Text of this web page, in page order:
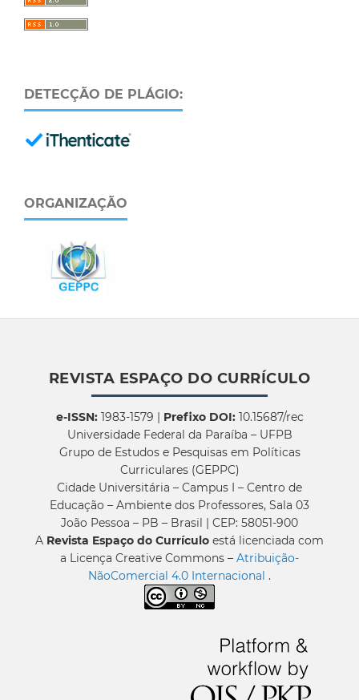
DETECÇÃO DE PLÁGIO:
ORGANIZAÇÃO
REVISTA ESPAÇO DO CURRÍCULO
e-ISSN:1983-1579 | Prefixo DOI:10.15687/rec
Universidade Federal da Paraíba – UFPB
Grupo de Estudos e Pesquisas em Políticas
Curriculares (GEPPC)
Cidade Universitária – Campus I – Centro de
Educação – Ambiente dos Professores, Sala 03
João Pessoa – PB – Brasil | CEP: 58051-900
A Revista Espaço do Currículo está licenciada com
a Licença Creative Commons – Atribuição-
NãoComercial 4.0 Internacional .